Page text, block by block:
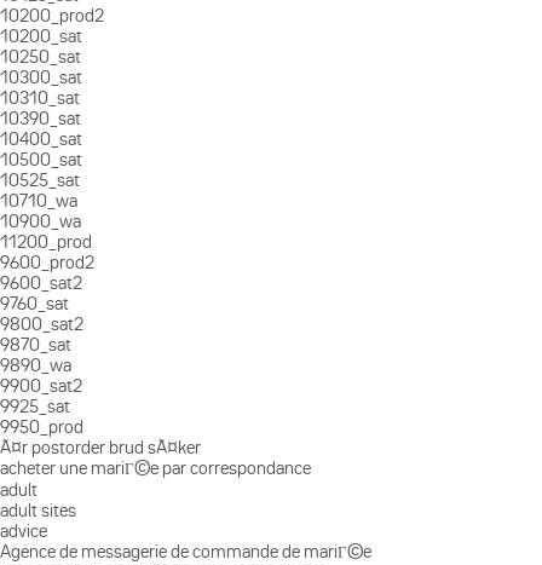
10200_prod2
10200_sat
10250_sat
10300_sat
10310_sat
10390_sat
10400_sat
10500_sat
10525_sat
10710_wa
10900_wa
11200_prod
9600_prod2
9600_sat2
9760_sat
9800_sat2
9870_sat
9890_wa
9900_sat2
9925_sat
9950_prod
Ã¤r postorder brud sÃ¤ker
acheter une mariГ©e par correspondance
adult
adult sites
advice
Agence de messagerie de commande de mariГ©e